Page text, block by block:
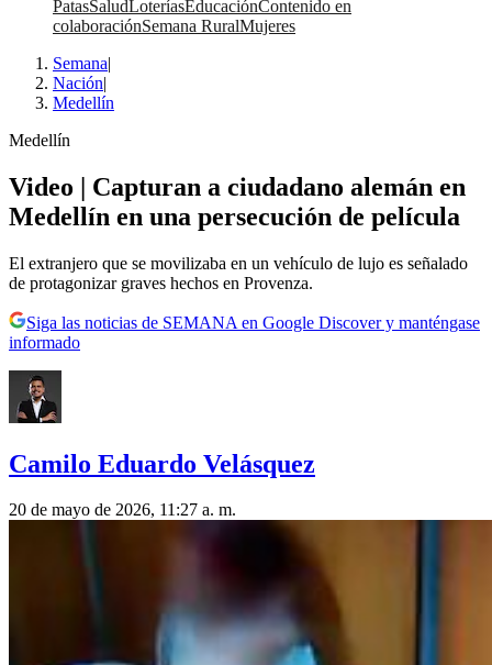
PatasSaludLoteríasEducaciónContenido en
colaboraciónSemana RuralMujeres
Semana|
Nación|
Medellín
Medellín
Video | Capturan a ciudadano alemán en
Medellín en una persecución de película
El extranjero que se movilizaba en un vehículo de lujo es señalado
de protagonizar graves hechos en Provenza.
Siga las noticias de SEMANA en Google Discover y manténgase
informado
Camilo Eduardo Velásquez
20 de mayo de 2026, 11:27 a. m.